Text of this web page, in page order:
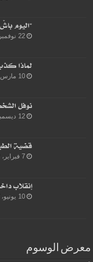
“اليوم
22 نوفمبر، 2016
لماذا
10 مارس، 2017
نوفل
12 ديسمبر، 2016
قضية
7 فبراير، 2017
إنقلاب
10 يونيو، 2017
معرض الوسوم